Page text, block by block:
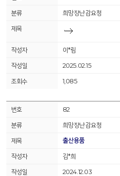
희망장난감요청
이*림
2025.02.15
1,085
82
희망장난감요청
출산용품
김*희
2024.12.03